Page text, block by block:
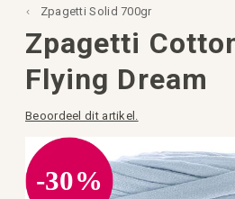
Zpagetti Solid 700gr
naar
het
einde
-30%
Zpagetti
Flying Dream
Beoordeel dit artikel.